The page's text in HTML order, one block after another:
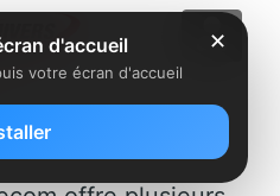
9 TV
✕
d'accueil
votre écran d'accueil